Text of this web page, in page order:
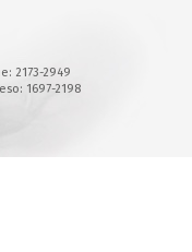
2173-2949
1697-2198